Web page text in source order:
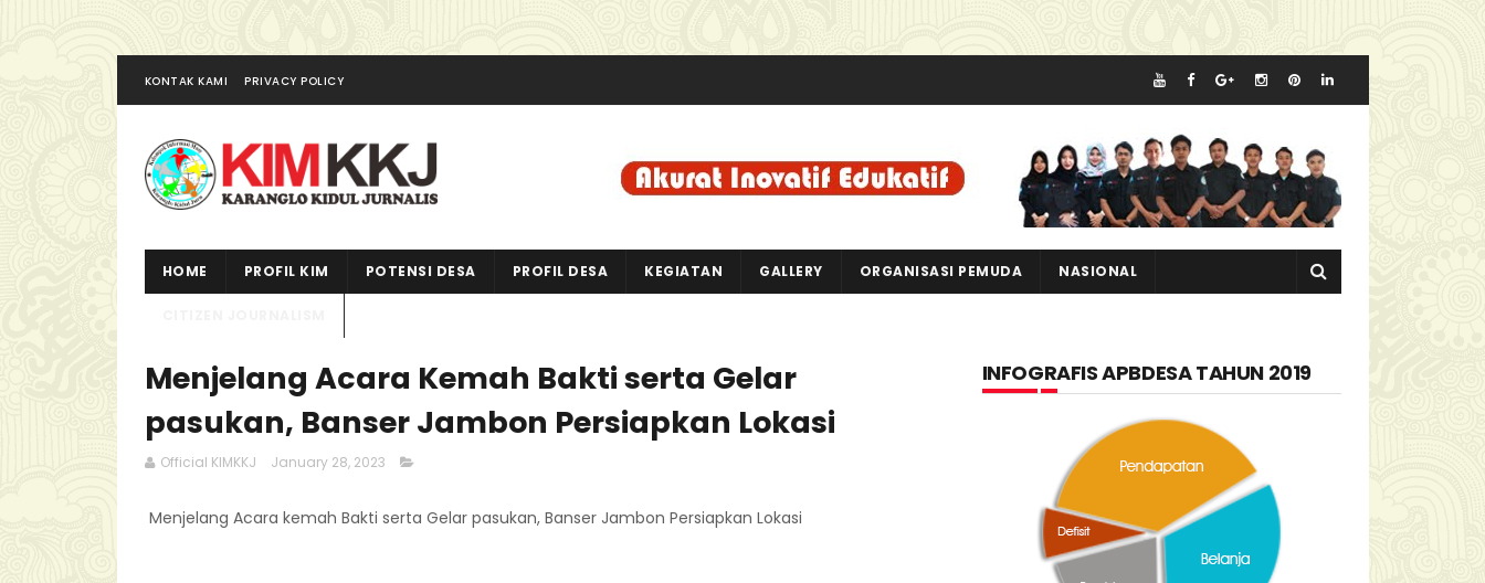
KONTAK KAMI PRIVACY POLICY
HOME PROFIL KIM POTENSI DESA PROFIL DESA KEGIATAN GALLERY ORGANISASI PEMUDA NASIONAL
Menjelang Acara Kemah Bakti serta Gelar
pasukan, Banser Jambon Persiapkan Lokasi
Official KIMKKJ January 28, 2023
Menjelang Acara kemah Bakti serta Gelar pasukan, Banser Jambon Persiapkan Lokasi
INFOGRAFIS APBDESA TAHUN 2019